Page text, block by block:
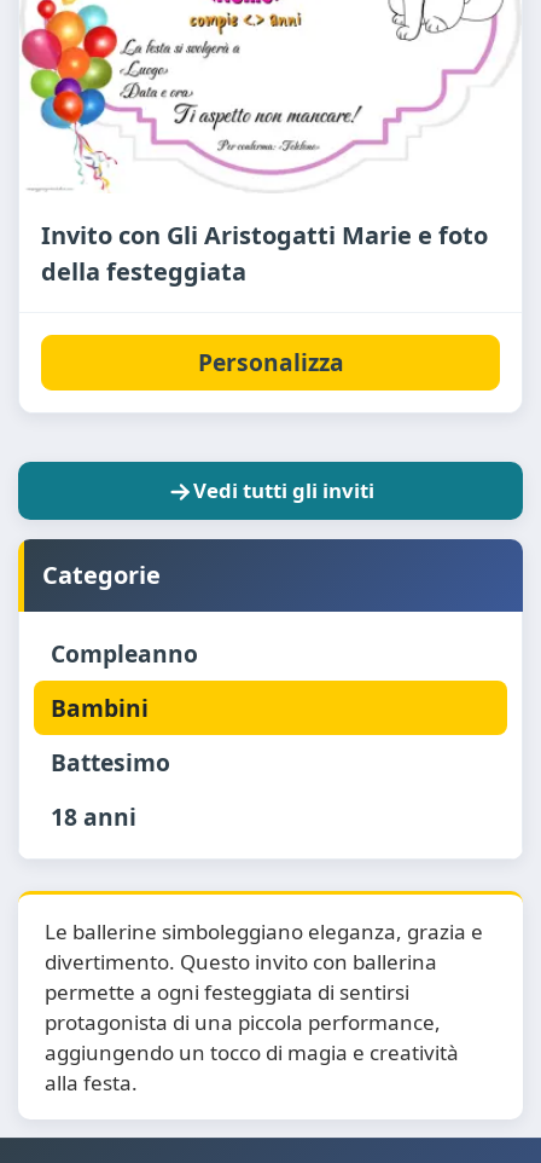
Invito con Gli Aristogatti Marie e foto
della festeggiata
Personalizza
Vedi tutti gli inviti
Categorie
Compleanno
Bambini
Battesimo
18 anni
Le ballerine simboleggiano eleganza, grazia e
divertimento. Questo invito con ballerina
permette a ogni festeggiata di sentirsi
protagonista di una piccola performance,
aggiungendo un tocco di magia e creatività
alla festa.